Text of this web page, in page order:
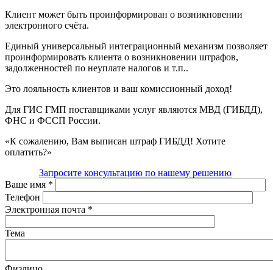
Клиент может быть проинформирован о возникновении
электронного счёта.
Единый универсальный интеграционный механизм позволяет
проинформировать клиента о возникновении штрафов,
задолженностей по неуплате налогов и т.п..
Это лояльность клиентов и ваш комиссионный доход!
Для ГИС ГМП поставщиками услуг являются МВД (ГИБДД),
ФНС и ФССП России.
«К сожалению, Вам выписан штраф ГИБДД! Хотите
оплатить?»
Запросите консультацию по нашему решению
Ваше имя *
Телефон
Электронная почта *
Тема